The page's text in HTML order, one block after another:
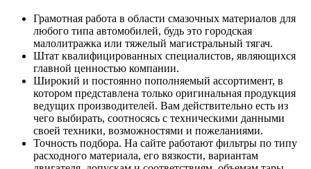
Грамотная работа в области смазочных материалов для
любого типа автомобилей, будь это городская
малолитражка или тяжелый магистральный тягач.
Штат квалифицированных специалистов, являющихся
главной ценностью компании.
Широкий и постоянно пополняемый ассортимент, в
котором представлена только оригинальная продукция
ведущих производителей. Вам действительно есть из
чего выбирать, соотносясь с техническими данными
своей техники, возможностями и пожеланиями.
Точность подбора. На сайте работают фильтры по типу
расходного материала, его вязкости, вариантам